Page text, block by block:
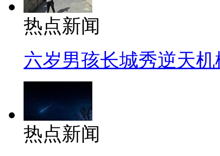
热点新闻
六岁男孩长城秀逆天机
热点新闻